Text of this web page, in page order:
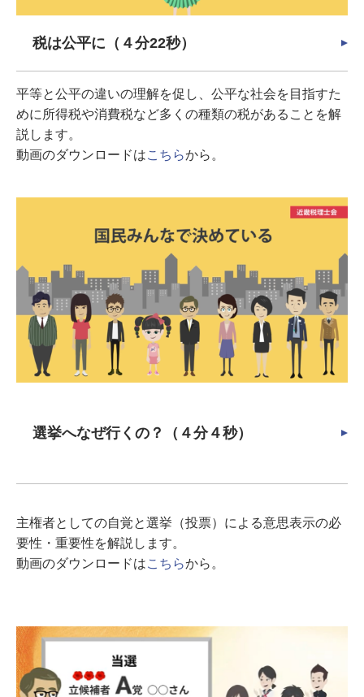
税は公平に（４分22秒）
平等と公平の違いの理解を促し、公平な社会を目指すた
めに所得税や消費税など多くの種類の税があることを解
説します。
動画のダウンロードはこちらから。
選挙へなぜ行くの？（４分４秒）
主権者としての自覚と選挙（投票）による意思表示の必
要性・重要性を解説します。
動画のダウンロードはこちらから。